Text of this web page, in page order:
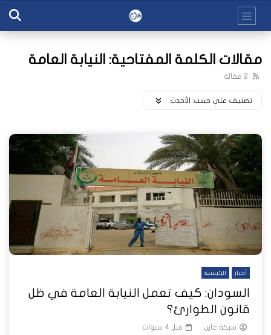
مقالات الكلمة المفتاحية: النيابة العامة
2 مقالة
تصنيف علي حسب: اﻷحدث
أخبار الرئيسية
السودان: كيف تعمل النيابة العامة في ظل
قانون الطوارئ؟
شبكة عاين قبل 4 سنوات